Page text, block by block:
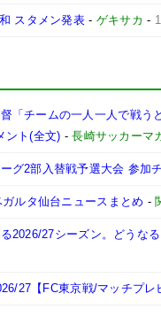
スタメン発表 - ゲキサカ -
「チームの一人一人で戦う
ント(全文) -長崎サッカーマ
グ2部入替戦予選大会 参加
ルタ仙台ニュースまとめ -
2026/27シーズン。どうな
27【FC東京戦/マッチプレ